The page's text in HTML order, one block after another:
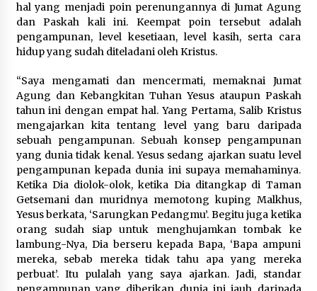
hal yang menjadi poin perenungannya di Jumat Agung
dan Paskah kali ini. Keempat poin tersebut adalah
pengampunan, level kesetiaan, level kasih, serta cara
hidup yang sudah diteladani oleh Kristus.
“Saya mengamati dan mencermati, memaknai Jumat
Agung dan Kebangkitan Tuhan Yesus ataupun Paskah
tahun ini dengan empat hal. Yang Pertama, Salib Kristus
mengajarkan kita tentang level yang baru daripada
sebuah pengampunan. Sebuah konsep pengampunan
yang dunia tidak kenal. Yesus sedang ajarkan suatu level
pengampunan kepada dunia ini supaya memahaminya.
Ketika Dia diolok-olok, ketika Dia ditangkap di Taman
Getsemani dan muridnya memotong kuping Malkhus,
Yesus berkata, ‘Sarungkan Pedangmu’. Begitu juga ketika
orang sudah siap untuk menghujamkan tombak ke
lambung-Nya, Dia berseru kepada Bapa, ‘Bapa ampuni
mereka, sebab mereka tidak tahu apa yang mereka
perbuat’. Itu pulalah yang saya ajarkan. Jadi, standar